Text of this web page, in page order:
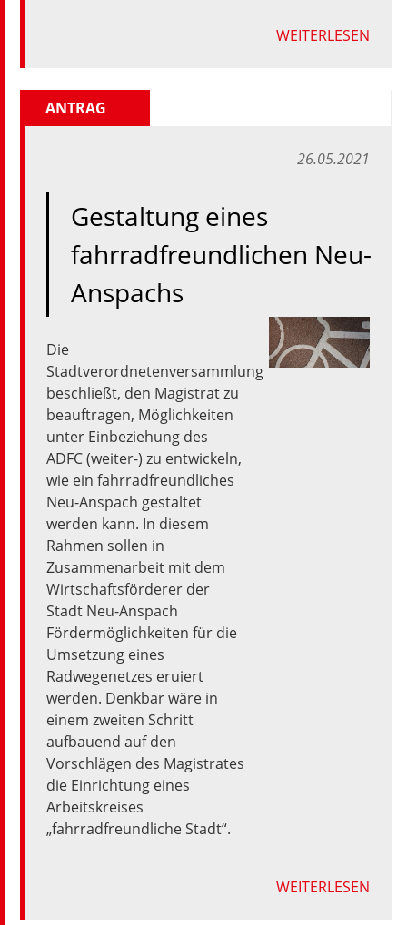
WEITERLESEN
ANTRAG
26.05.2021
Gestaltung eines
fahrradfreundlichen Neu-
Anspachs
Die
Stadtverordnetenversammlung
beschließt, den Magistratzu
beauftragen, Möglichkeiten
unter Einbeziehung des
ADFC(weiter-) zu entwickeln,
wie ein fahrradfreundliches
Neu-Anspach gestaltet
werden kann. In diesem
Rahmen sollen in
Zusammenarbeit mit dem
Wirtschaftsförderer der
Stadt Neu-Anspach
Fördermöglichkeiten für die
Umsetzung eines
Radwegenetzes eruiert
werden. Denkbar wäre in
einem zweiten Schritt
aufbauend auf den
Vorschlägen des Magistrates
die Einrichtung eines
Arbeitskreises
„fahrradfreundliche Stadt“.
WEITERLESEN